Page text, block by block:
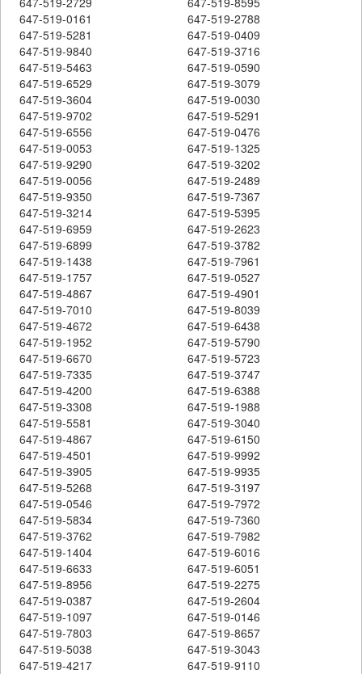
647-519-0161
647-519-2788
647-519-5281
647-519-0409
647-519-9840
647-519-3716
647-519-5463
647-519-0590
647-519-6529
647-519-3079
647-519-3604
647-519-0030
647-519-9702
647-519-5291
647-519-6556
647-519-0476
647-519-0053
647-519-1325
647-519-9290
647-519-3202
647-519-0056
647-519-2489
647-519-9350
647-519-7367
647-519-3214
647-519-5395
647-519-6959
647-519-2623
647-519-6899
647-519-3782
647-519-1438
647-519-7961
647-519-1757
647-519-0527
647-519-4867
647-519-4901
647-519-7010
647-519-8039
647-519-4672
647-519-6438
647-519-1952
647-519-5790
647-519-6670
647-519-5723
647-519-7335
647-519-3747
647-519-4200
647-519-6388
647-519-3308
647-519-1988
647-519-5581
647-519-3040
647-519-4867
647-519-6150
647-519-4501
647-519-9992
647-519-3905
647-519-9935
647-519-5268
647-519-3197
647-519-0546
647-519-7972
647-519-5834
647-519-7360
647-519-3762
647-519-7982
647-519-1404
647-519-6016
647-519-6633
647-519-6051
647-519-8956
647-519-2275
647-519-0387
647-519-2604
647-519-1097
647-519-0146
647-519-7803
647-519-8657
647-519-5038
647-519-3043
647-519-4217
647-519-9110